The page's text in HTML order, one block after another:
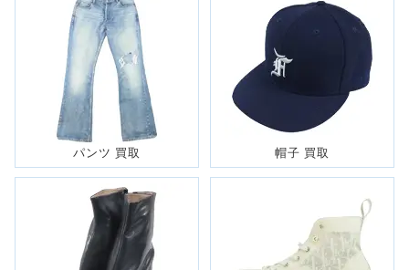
ノースフェイス パープルレーベルのコラボアイテムは機能
性、ブランド力の高さで現在でも高い支持を得ております。
～50,000円買取
パンツ 買取 帽子 買取